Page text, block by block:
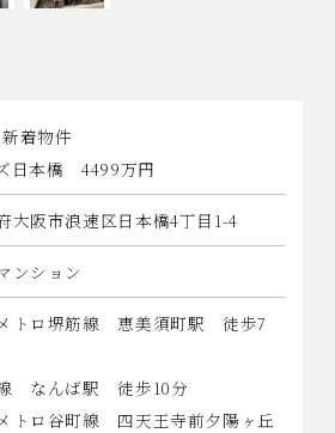
着物件
日本橋 4499万円
大阪市浪速区日本橋4丁目1-4
ンション
トロ堺筋線 恵美須町駅 徒歩7
なんば駅 徒歩10分
トロ谷町線 四天王寺前夕陽ヶ丘